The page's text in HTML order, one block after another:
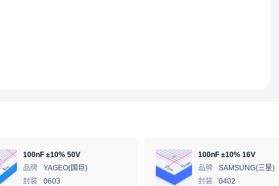
100nF ±10% 50V
品牌
YAGEO(国巨)
封装
0603
100nF ±10% 16V
品牌
SAMSUNG(三星)
封装
0402